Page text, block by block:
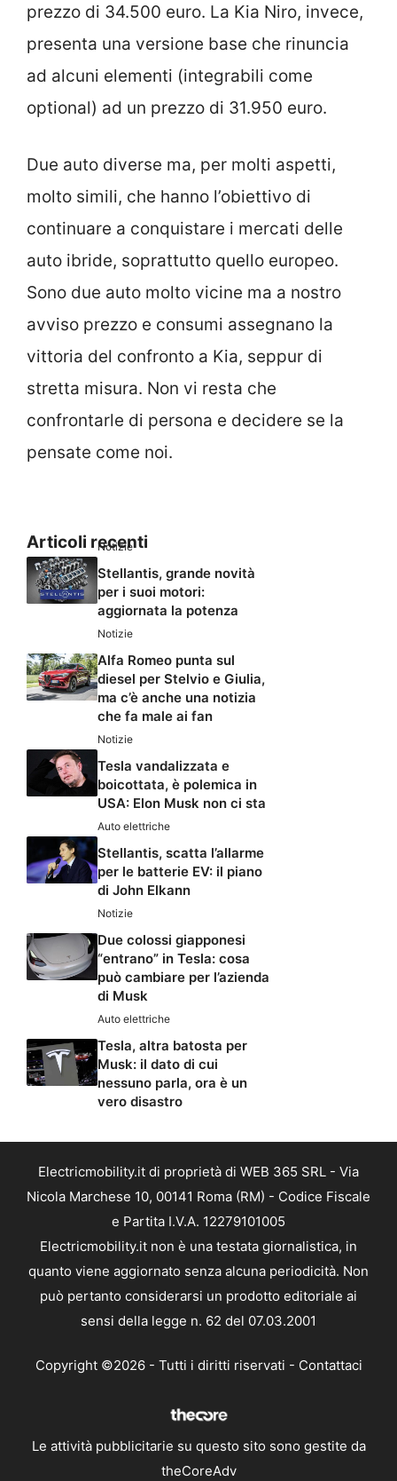
prezzo di 34.500 euro. La Kia Niro, invece,
presenta una versione base che rinuncia
ad alcuni elementi (integrabili come
optional) ad un prezzo di 31.950 euro.
Due auto diverse ma, per molti aspetti,
molto simili, che hanno l’obiettivo di
continuare a conquistare i mercati delle
auto ibride, soprattutto quello europeo.
Sono due auto molto vicine ma a nostro
avviso prezzo e consumi assegnano la
vittoria del confronto a Kia, seppur di
stretta misura. Non vi resta che
confrontarle di persona e decidere se la
pensate come noi.
Articoli recenti
Notizie
Stellantis, grande novità
per i suoi motori:
aggiornata la potenza
Notizie
Alfa Romeo punta sul
diesel per Stelvio e Giulia,
ma c’è anche una notizia
che fa male ai fan
Notizie
Tesla vandalizzata e
boicottata, è polemica in
USA: Elon Musk non ci sta
Auto elettriche
Stellantis, scatta l’allarme
per le batterie EV: il piano
di John Elkann
Notizie
Due colossi giapponesi
“entrano” in Tesla: cosa
può cambiare per l’azienda
di Musk
Auto elettriche
Tesla, altra batosta per
Musk: il dato di cui
nessuno parla, ora è un
vero disastro
Electricmobility.it di proprietà di WEB 365 SRL - Via
Nicola Marchese 10, 00141 Roma (RM) - Codice Fiscale
e Partita I.V.A. 12279101005
Electricmobility.it non è una testata giornalistica, in
quanto viene aggiornato senza alcuna periodicità. Non
può pertanto considerarsi un prodotto editoriale ai
sensi della legge n. 62 del 07.03.2001
Copyright ©2026 - Tutti i diritti riservati - Contattaci
Le attività pubblicitarie su questo sito sono gestite da
theCoreAdv